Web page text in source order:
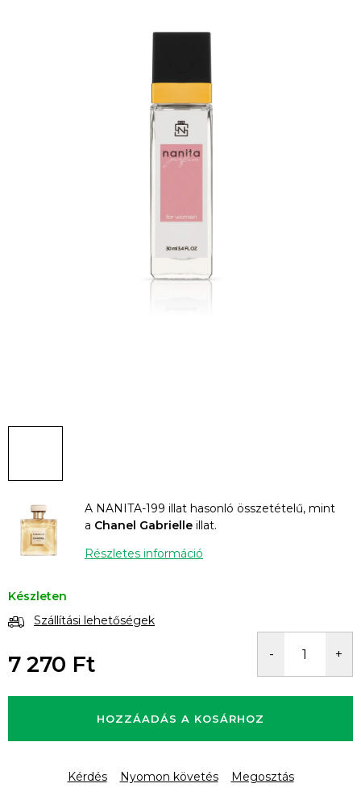
A NANITA-199 illat hasonló összetételű, mint
a Chanel Gabrielle illat.
Részletes információ
Készleten
Szállítási lehetőségek
7 270 Ft
HOZZÁADÁS A KOSÁRHOZ
Kérdés Nyomon követés Megosztás